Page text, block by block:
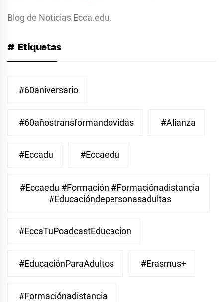
Blog de Noticias Ecca.edu.
# Etiquetas
#60aniversario
#60añostransformandovidas #Alianza
#eccadu #eccaedu
#eccaedu #formación #formaciónadistancia
#educacióndepersonasadultas
#EccaTuPoadcastEducacion
#EducaciónParaAdultos #Erasmus+
#Formaciónadistancia